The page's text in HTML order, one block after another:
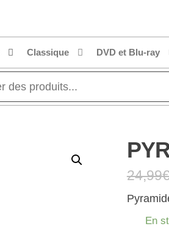
Classique DVD et Blu-ray
24,99
En